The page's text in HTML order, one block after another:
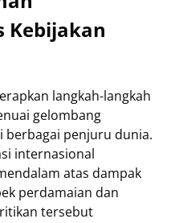
Kebijakan
langkah-langkah
gelombang
berbagai penjuru dunia.
internasional
atas dampak
perdamaian dan
tersebut